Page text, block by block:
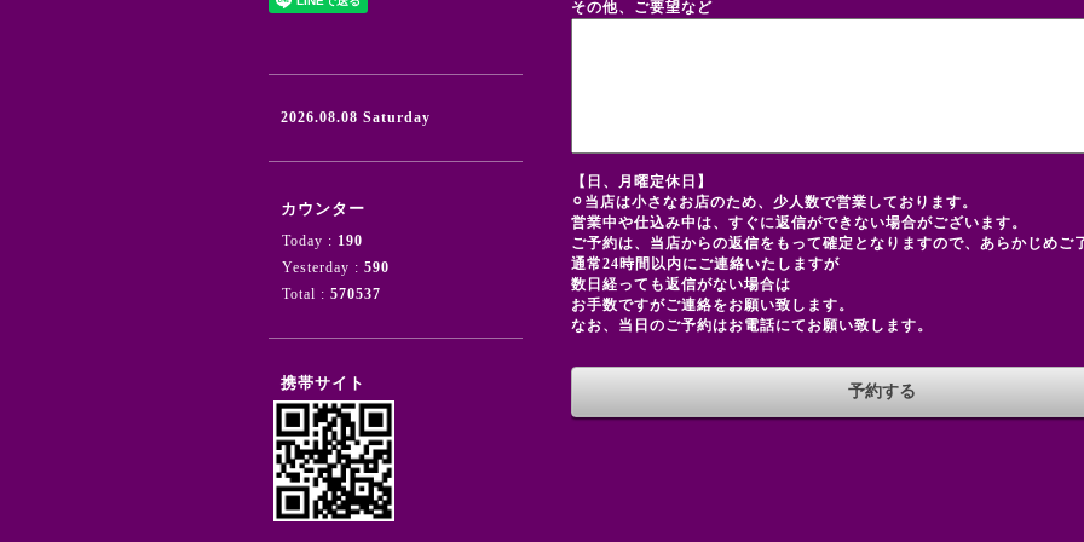
その他、ご要望など
【日、月曜定休日】
⚪︎当店は小さなお店のため、少人数で営業しております。
営業中や仕込み中は、すぐに返信ができない場合がございます。
ご予約は、当店からの返信をもって確定となりますので、あらかじめご
通常24時間以内にご連絡いたしますが
数日経っても返信がない場合は
お手数ですがご連絡をお願い致します。
なお、当日のご予約はお電話にてお願い致します。
2026.08.08 Saturday
カウンター
Today : 190
Yesterday : 590
Total : 570537
携帯サイト